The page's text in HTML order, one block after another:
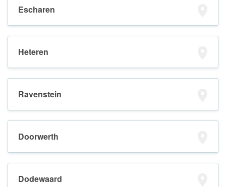
Escharen
Heteren
Ravenstein
Doorwerth
Dodewaard